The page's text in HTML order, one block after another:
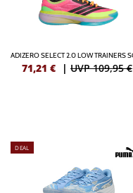
71,21 € | UVP 109,95 €
DEAL